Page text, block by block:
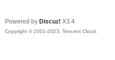
Powered by Discuz! X3.4
Copyright © 2001-2023, Tencent Cloud.